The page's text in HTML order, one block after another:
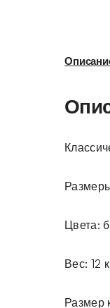
Цвета:
Вес: 12
Размер